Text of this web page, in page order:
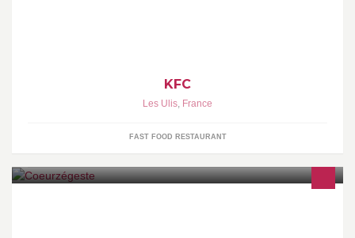
KFC
Les Ulis, France
FAST FOOD RESTAURANT